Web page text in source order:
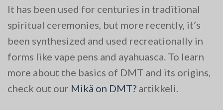
It has been used for centuries in traditional
spiritual ceremonies, but more recently, it’s
been synthesized and used recreationally in
forms like vape pens and ayahuasca. To learn
more about the basics of DMT and its origins,
check out our Mikä on DMT? artikkeli.